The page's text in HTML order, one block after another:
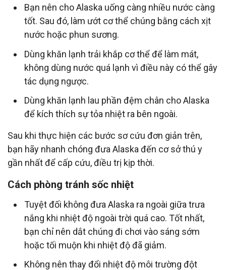
Bạn nên cho Alaska uống càng nhiều nước càng
tốt. Sau đó, làm ướt cơ thể chúng bằng cách xịt
nước hoặc phun sương.
Dùng khăn lạnh trải khắp cơ thể để làm mát,
không dùng nước quá lạnh vì điều này có thể gây
tác dụng ngược.
Dùng khăn lạnh lau phần đệm chân cho Alaska
để kích thích sự tỏa nhiệt ra bên ngoài.
Sau khi thực hiện các bước sơ cứu đơn giản trên,
bạn hãy nhanh chóng đưa Alaska đến cơ sở thú y
gần nhất để cấp cứu, điều trị kịp thời.
Cách phòng tránh sốc nhiệt
Tuyệt đối không đưa Alaska ra ngoài giữa trưa
nắng khi nhiệt độ ngoài trời quá cao. Tốt nhất,
bạn chỉ nên dắt chúng đi chơi vào sáng sớm
hoặc tối muộn khi nhiệt độ đã giảm.
Không nên thay đổi nhiệt độ môi trường đột